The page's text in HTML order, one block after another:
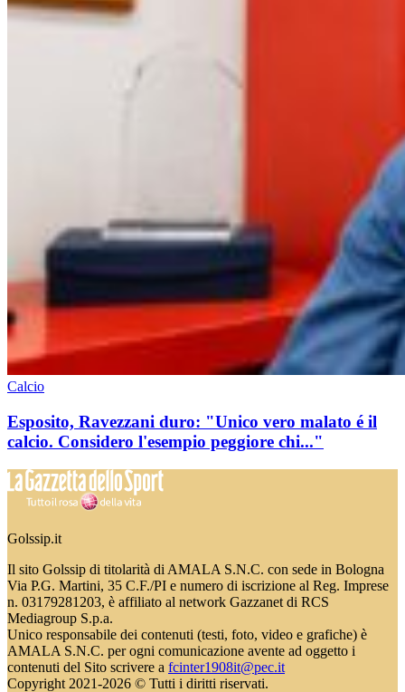
Calcio
Esposito, Ravezzani duro: "Unico vero malato é il
calcio. Considero l'esempio peggiore chi..."
Golssip.it
Il sito Golssip di titolarità di AMALA S.N.C. con sede in Bologna
Via P.G. Martini, 35 C.F./PI e numero di iscrizione al Reg. Imprese
n. 03179281203, è affiliato al network Gazzanet di RCS
Mediagroup S.p.a.
Unico responsabile dei contenuti (testi, foto, video e grafiche) è
AMALA S.N.C. per ogni comunicazione avente ad oggetto i
contenuti del Sito scrivere a fcinter1908it@pec.it
Copyright 2021-2026 © Tutti i diritti riservati.